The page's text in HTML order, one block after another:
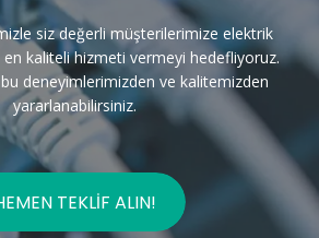
siz değerli müşterilerimize elektrik
kaliteli hizmeti vermeyi hedefliyoruz.
bu deneyimlerimizden ve kalitemizden
yararlanabilirsiniz.
TEKLIF ALIN!